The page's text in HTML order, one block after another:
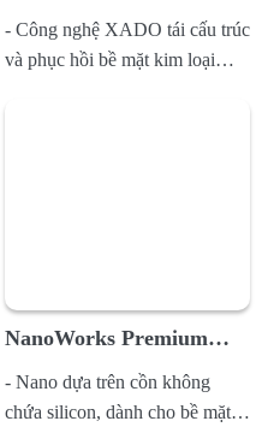
hồi sinh kim loại”
- Công nghệ XADO tái cấu trúc
và phục hồi bề mặt kim loại
NanoWorks Premium
Windshield (Nano bảo vệ
kính chắn gió)
- Nano dựa trên cồn không
chứa silicon, dành cho bề mặt